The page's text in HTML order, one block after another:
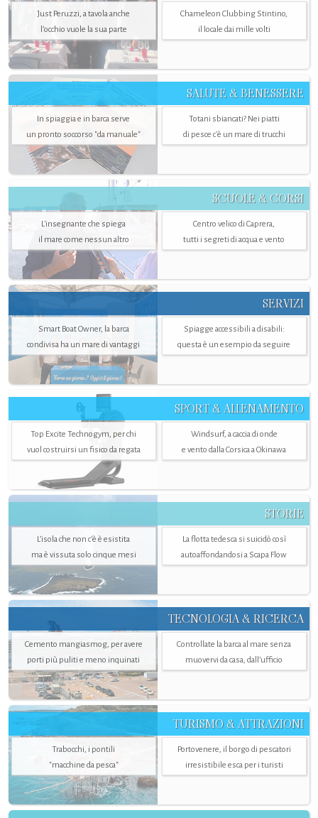
Just Peruzzi, a tavola anche
l’occhio vuole la sua parte
Chameleon Clubbing Stintino,
il locale dai mille volti
SALUTE & BENESSERE
In spiaggia e in barca serve
un pronto soccorso "da manuale"
Totani sbiancati? Nei piatti
di pesce c'è un mare di trucchi
SCUOLE & CORSI
L'insegnante che spiega
il mare come nessun altro
Centro velico di Caprera,
tutti i segreti di acqua e vento
SERVIZI
Smart Boat Owner, la barca
condivisa ha un mare di vantaggi
Spiagge accessibili a disabili:
questa è un esempio da seguire
SPORT & ALLENAMENTO
Top Excite Technogym, per chi
vuol costruirsi un fisico da regata
Windsurf, a caccia di onde
e vento dalla Corsica a Okinawa
STORIE
L’isola che non c'è è esistita
ma è vissuta solo cinque mesi
La flotta tedesca si suicidò così
autoaffondandosi a Scapa Flow
TECNOLOGIA & RICERCA
Cemento mangiasmog, per avere
porti più puliti e meno inquinati
Controllate la barca al mare senza
muovervi da casa, dall’ufficio
TURISMO & ATTRAZIONI
Trabocchi, i pontili
"macchine da pesca"
Portovenere, il borgo di pescatori
irresistibile esca per i turisti